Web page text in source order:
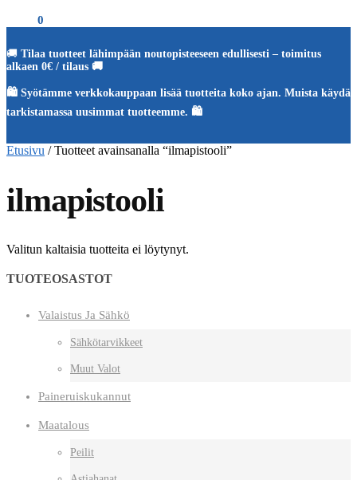
0
🚚 Tilaa tuotteet lähimpään noutopisteeseen edullisesti – toimitus
alkaen 0€ / tilaus 🚚
🛍️ Syötämme verkkokauppaan lisää tuotteita koko ajan. Muista käydä
tarkistamassa uusimmat tuotteemme. 🛍️
Etusivu /Tuotteet avainsanalla “ilmapistooli”
ilmapistooli
Valitun kaltaisia tuotteita ei löytynyt.
TUOTEOSASTOT
Valaistus Ja Sähkö
Sähkötarvikkeet
Muut Valot
Paineruiskukannut
Maatalous
Peilit